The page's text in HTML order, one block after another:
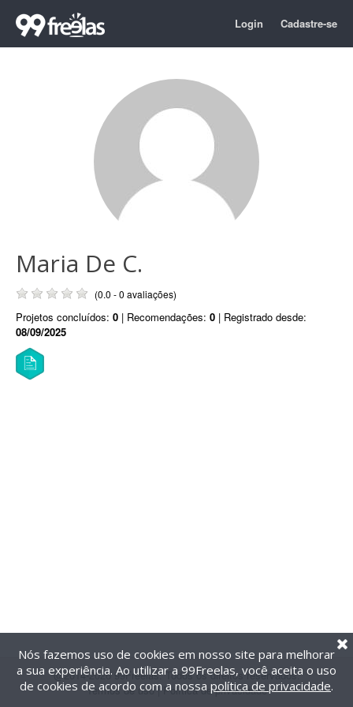
Login Cadastre-se
Maria De C.
(0.0 - 0 avaliações)
Projetos concluídos: 0 | Recomendações: 0 | Registrado desde:
08/09/2025
@2014-2026 99Freelas. Todos os direitos reservados.
Termos de uso| Política de privacidade
Nós fazemos uso de cookies em nosso site para melhorar
a sua experiência. Ao utilizar a 99Freelas, você aceita o uso
de cookies de acordo com a nossa política de privacidade.